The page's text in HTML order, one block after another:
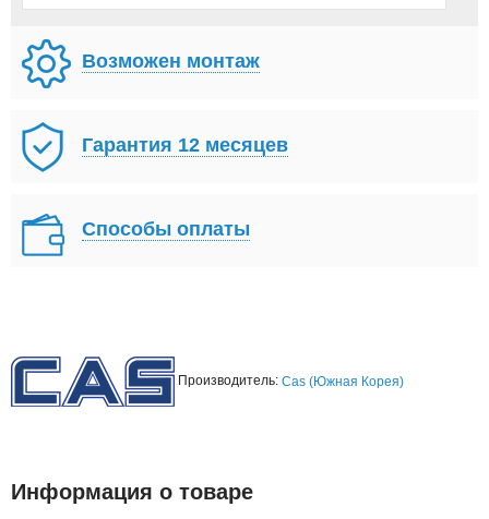
Возможен монтаж
Гарантия 12 месяцев
Способы оплаты
Производитель: Cas (Южная Корея)
Информация о товаре